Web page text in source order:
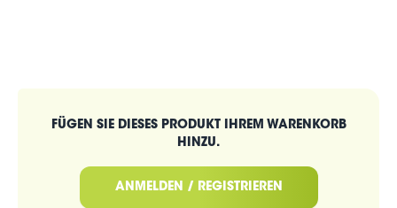
FÜGEN SIE DIESES PRODUKT IHREM WARENKORB
HINZU.
ANMELDEN / REGISTRIEREN